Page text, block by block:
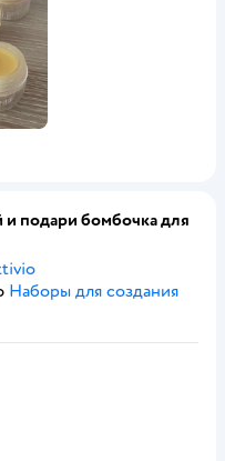
подари бомбочка для
Наборы для создания